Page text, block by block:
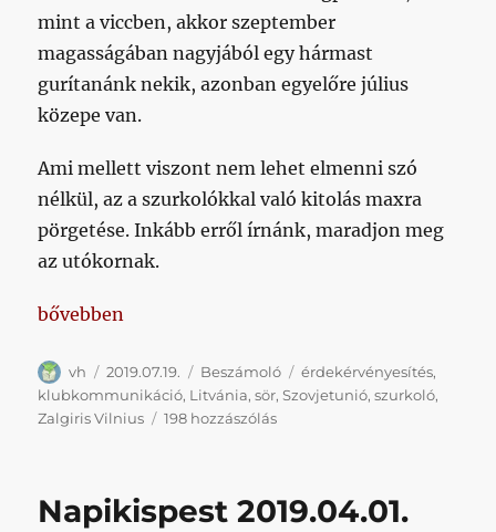
mint a viccben, akkor szeptember
magasságában nagyjából egy hármast
gurítanánk nekik, azonban egyelőre július
közepe van.
Ami mellett viszont nem lehet elmenni szó
nélkül, az a szurkolókkal való kitolás maxra
pörgetése. Inkább erről írnánk, maradjon meg
az utókornak.
„Ebben a posztban közepesen vörös fejjel küldöm
bővebben
Szerző
vh Közzétéve
2019.07.19. Kategória
Beszámoló Címke
érdekérvényesítés,
klubkommunikáció, Litvánia,sör,Szovjetunió,szurkoló,
Zalgiris Vilnius
198 hozzászólásEbben
vörös
Napikispest 2019.04.01.